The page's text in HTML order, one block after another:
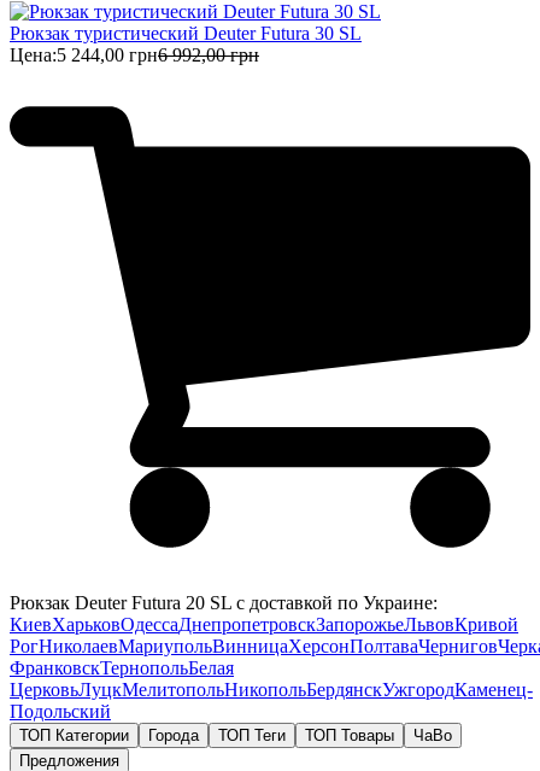
Рюкзак туристический Deuter Futura 30 SL
Цена:5 244,00 грн6 992,00 грн
Рюкзак Deuter Futura 20 SL с доставкой по Украине:
КиевХарьковОдессаДнепропетровскЗапорожьеЛьвовКривой
РогНиколаевМариупольВинницаХерсонПолтаваЧернигов
ФранковскТернопольБелая
ЦерковьЛуцкМелитопольНикопольБердянскУжгородКаменец-
Подольский
ТОП Категории Города ТОП Теги ТОП Товары
ЧаВо
Предложения